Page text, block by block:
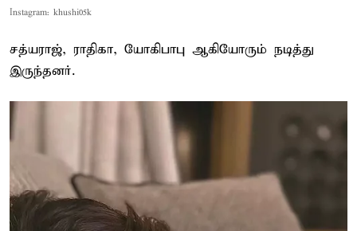
Instagram: khushi05k
சத்யராஜ், ராதிகா, யோகிபாபு ஆகியோரும் நடித்து
இருந்தனர்.